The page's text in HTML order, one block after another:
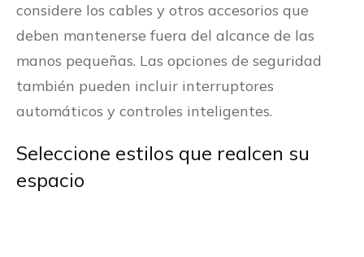
considere los cables y otros accesorios que
deben mantenerse fuera del alcance de las
manos pequeñas. Las opciones de seguridad
también pueden incluir interruptores
automáticos y controles inteligentes.
Seleccione estilos que realcen su
espacio